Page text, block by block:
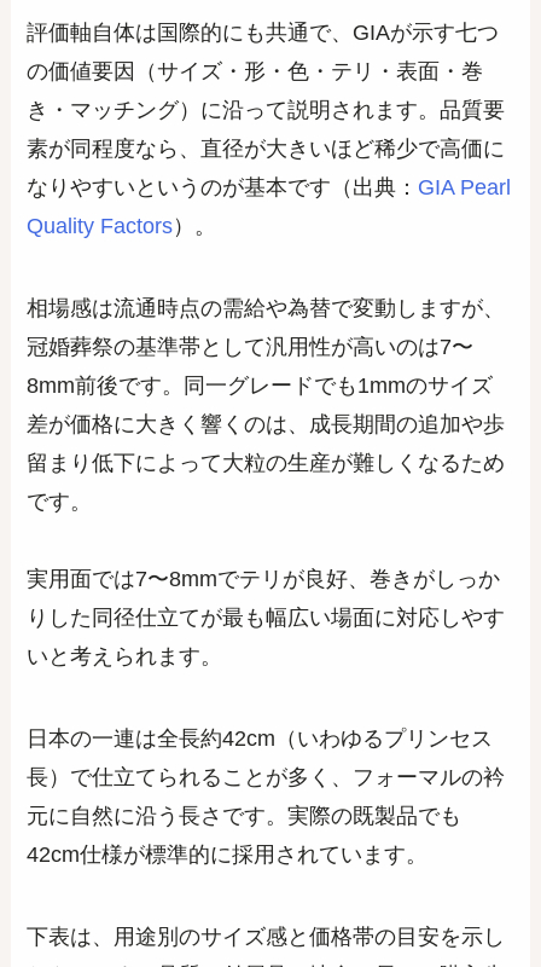
評価軸自体は国際的にも共通で、GIAが示す七つ
の価値要因（サイズ・形・色・テリ・表面・巻
き・マッチング）に沿って説明されます。品質要
素が同程度なら、直径が大きいほど稀少で高価に
なりやすいというのが基本です（出典： GIA Pearl
Quality Factors）。
相場感は流通時点の需給や為替で変動しますが、
冠婚葬祭の基準帯として汎用性が高いのは7〜
8mm前後です。同一グレードでも1mmのサイズ
差が価格に大きく響くのは、成長期間の追加や歩
留まり低下によって大粒の生産が難しくなるため
です。
実用面では7〜8mmでテリが良好、巻きがしっか
りした同径仕立てが最も幅広い場面に対応しやす
いと考えられます。
日本の一連は全長約42cm（いわゆるプリンセス
長）で仕立てられることが多く、フォーマルの衿
元に自然に沿う長さです。実際の既製品でも
42cm仕様が標準的に採用されています。
下表は、用途別のサイズ感と価格帯の目安を示し